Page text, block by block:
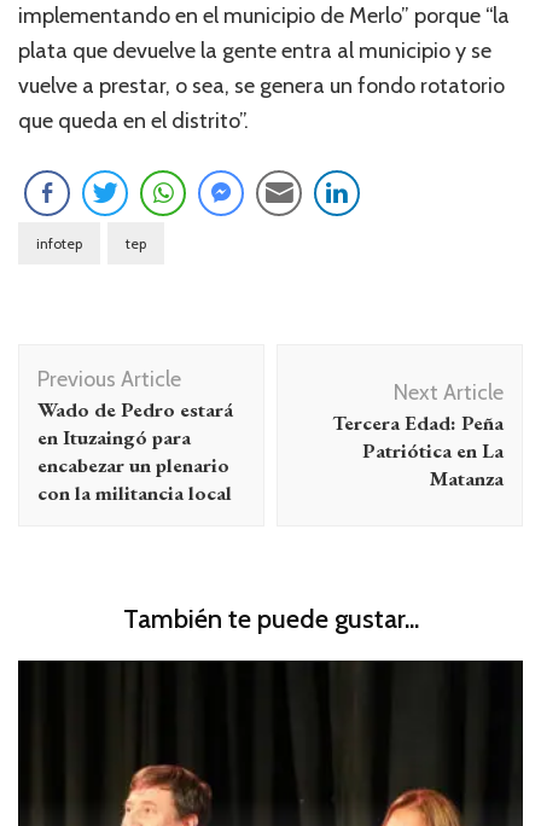
implementando en el municipio de Merlo” porque “la
plata que devuelve la gente entra al municipio y se
vuelve a prestar, o sea, se genera un fondo rotatorio
que queda en el distrito”.
infotep tep
Navegación
de
entradas
Previous Article
Wado de Pedro estará
en Ituzaingó para
encabezar un plenario
con la militancia local
Next Article
Tercera Edad: Peña
Patriótica en La
Matanza
También te puede gustar...